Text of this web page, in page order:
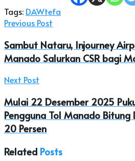
Tags: DAWtefa
Previous Post
Sambut Nataru, Injourney
Manado Salurkan CSR bagi
Next Post
Mulai 22 Desember 2025
Pengguna Tol Manado
20 Persen
Related Posts